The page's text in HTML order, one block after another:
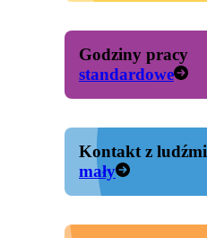
Godziny pracy
standardowe
Kontakt z ludźmi
mały